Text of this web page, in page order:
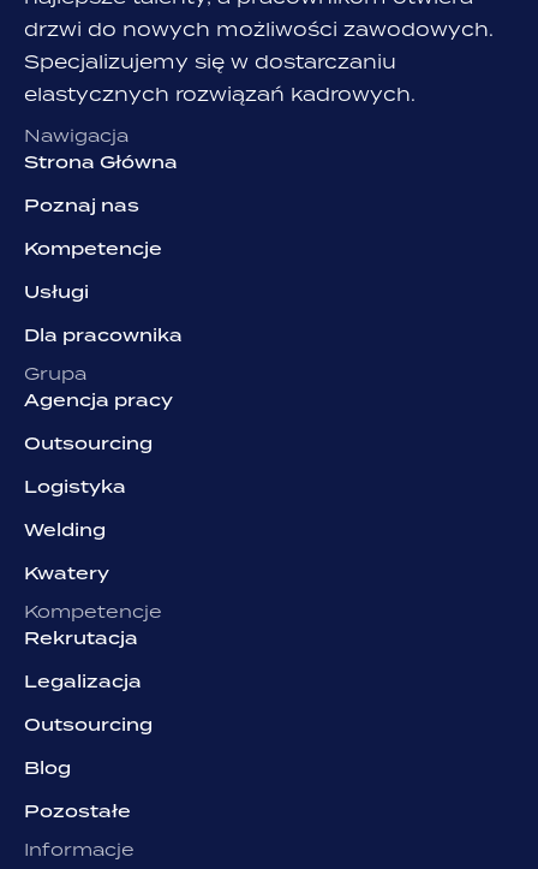
drzwi do nowych możliwości zawodowych.
Specjalizujemy się w dostarczaniu
elastycznych rozwiązań kadrowych.
Nawigacja
Strona Główna
Poznaj nas
Kompetencje
Usługi
Dla pracownika
Grupa
Agencja pracy
Outsourcing
Logistyka
Welding
Kwatery
Kompetencje
Rekrutacja
Legalizacja
Outsourcing
Blog
Pozostałe
Informacje